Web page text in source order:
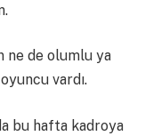
ne de olumlu ya
vardı.
bu hafta kadroya